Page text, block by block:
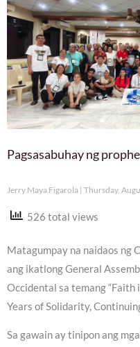
Pagsasabuhay ng
Jerry Maya Figarola Thursday,
526 total views
Matagumpay na naidaos ng
ang ikatlong General
Occidental sa temang
Years of Solidarity,
Sa gawain ay tinipon ang